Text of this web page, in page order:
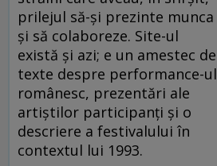
prilejul să-și prezinte munca
și să colaboreze. Site-ul
există și azi; e un amestec de
texte despre performance-ul
românesc, prezentări ale
artiștilor participanți și o
descriere a festivalului în
contextul lui 1993.